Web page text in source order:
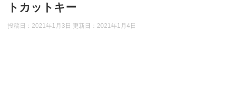
トカットキー
投稿日：2021年1月3日 更新日： 2021年1月4日